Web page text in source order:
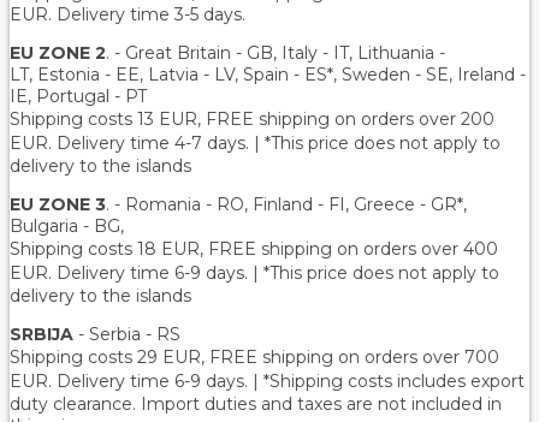
EUR. Delivery time 3-5 days.
EU ZONE 2. - Great Britain - GB, Italy - IT, Lithuania -
LT, Estonia - EE, Latvia - LV, Spain - ES*, Sweden - SE, Ireland -
IE, Portugal - PT
Shipping costs 13 EUR, FREE shipping on orders over 200
EUR. Delivery time 4-7 days. | *This price does not apply to
delivery to the islands
EU ZONE 3. - Romania - RO, Finland - FI, Greece - GR*,
Bulgaria - BG,
Shipping costs 18 EUR, FREE shipping on orders over 400
EUR. Delivery time 6-9 days. | *This price does not apply to
delivery to the islands
SRBIJA - Serbia - RS
Shipping costs 29 EUR, FREE shipping on orders over 700
EUR. Delivery time 6-9 days. | *Shipping costs includes export
duty clearance. Import duties and taxes are not included in